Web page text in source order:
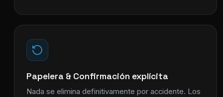
Papelera & Confirmación explícita
Nada se elimina definitivamente por accidente. Los